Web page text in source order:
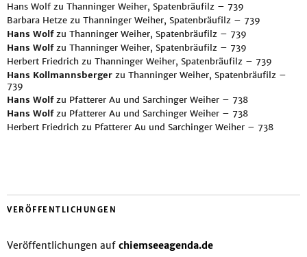
Hans Wolf zu Thanninger Weiher, Spatenbräufilz – 739
Barbara Hetze zu Thanninger Weiher, Spatenbräufilz – 739
Hans Wolfzu Thanninger Weiher, Spatenbräufilz – 739
Hans Wolfzu Thanninger Weiher, Spatenbräufilz – 739
Herbert Friedrich zu Thanninger Weiher, Spatenbräufilz – 739
Hans Kollmannsberger zu Thanninger Weiher, Spatenbräufilz –
739
Hans Wolfzu Pfatterer Au und Sarchinger Weiher – 738
Hans Wolfzu Pfatterer Au und Sarchinger Weiher – 738
Herbert Friedrich zu Pfatterer Au und Sarchinger Weiher – 738
VERÖFFENTLICHUNGEN
Veröffentlichungen auf chiemseeagenda.de